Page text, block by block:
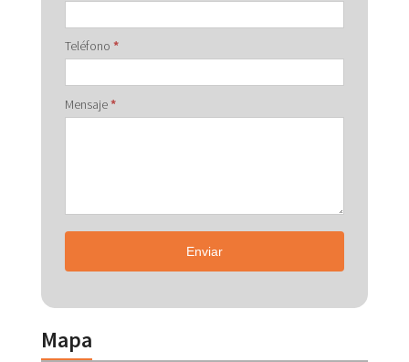
Teléfono *
Mensaje*
Enviar
Mapa